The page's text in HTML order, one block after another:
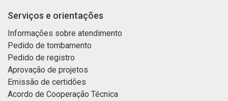
Serviços e orientações
Informações sobre atendimento
Pedido de tombamento
Pedido de registro
Aprovação de projetos
Emissão de certidões
Acordo de Cooperação Técnica